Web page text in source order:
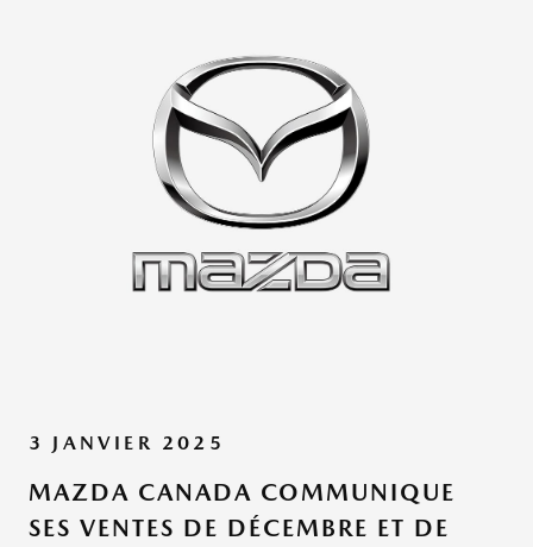
3 JANVIER 2025
MAZDA CANADA COMMUNIQUE
SES VENTES DE DÉCEMBRE ET DE